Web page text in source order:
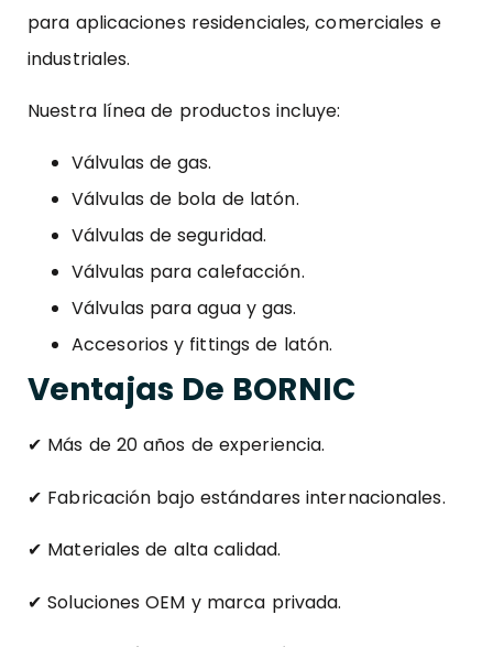
para aplicaciones residenciales, comerciales e
industriales.
Nuestra línea de productos incluye:
Válvulas de gas.
Válvulas de bola de latón.
Válvulas de seguridad.
Válvulas para calefacción.
Válvulas para agua y gas.
Accesorios y fittings de latón.
Ventajas De BORNIC
✔ Más de 20 años de experiencia.
✔ Fabricación bajo estándares internacionales.
✔ Materiales de alta calidad.
✔ Soluciones OEM y marca privada.